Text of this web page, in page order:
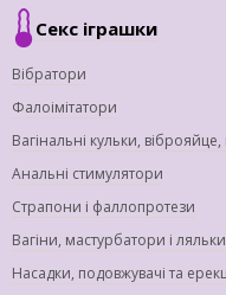
Секс іграшки
Вібратори
Фалоімітатори
Вагінальні кульки, віброяйце,
Анальні стимулятори
Страпони і фаллопротези
Вагіни, мастурбатори і ляльки
Насадки, подовжувачі та